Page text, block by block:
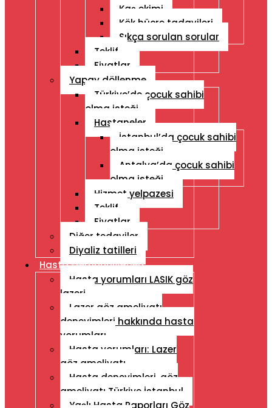
Kaş ekimi
Kök hücre tadavileri
Sıkça sorulan sorular
Teklif
Fiyatlar
Yapay döllenme
Türkiye’de çocuk sahibi
olma isteği
Hastaneler
İstanbul’da çocuk sahibi
olma isteği
Antalya’da çocuk sahibi
olma isteği
Hizmet yelpazesi
Teklif
Fiyatlar
Diğer tedaviler
Diyaliz tatilleri
Hasta Memnuniyetleri
Hasta yorumları LASIK göz
lazeri
Lazer göz ameliyatı
deneyimleri hakkında hasta
yorumları
Hasta yorumları: Lazer
göz ameliyatı
Hasta deneyimleri, göz
ameliyatı Türkiye İstanbul